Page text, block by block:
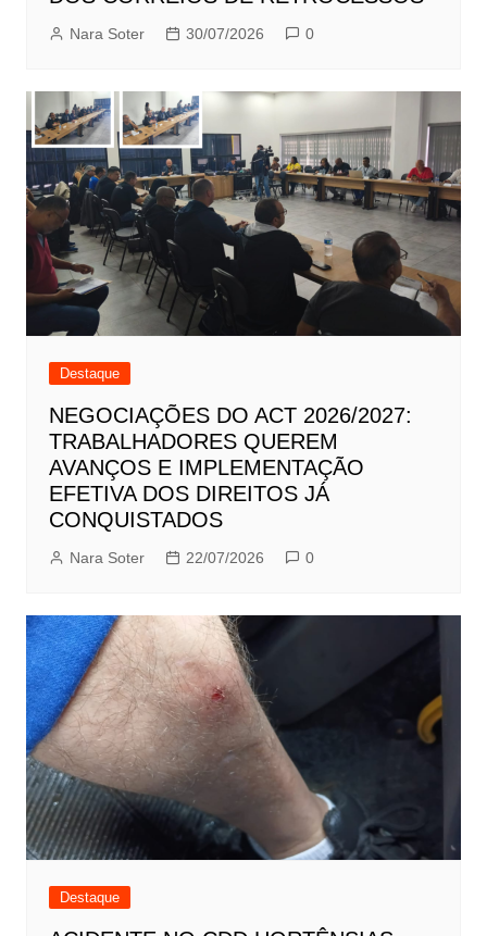
Nara Soter 30/07/2026 0
Destaque
NEGOCIAÇÕES DO ACT 2026/2027:
TRABALHADORES QUEREM
AVANÇOS E IMPLEMENTAÇÃO
EFETIVA DOS DIREITOS JÁ
CONQUISTADOS
Nara Soter 22/07/2026 0
Destaque